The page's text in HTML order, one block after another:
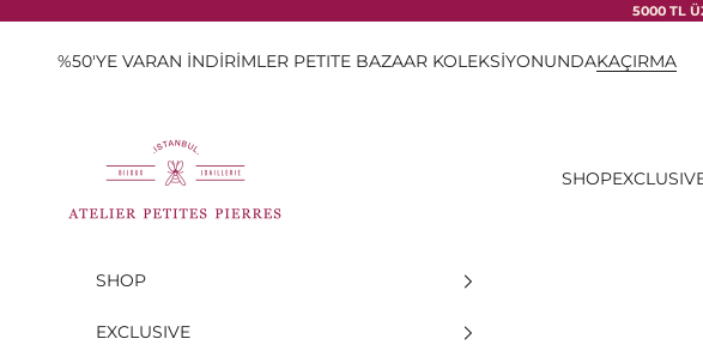
5000 TL
%50'YE VARAN İNDİRİMLER PETITE BAZAAR KOLEKSİYONUNDAKAÇIRMA
Atelier Petites Pierres
SHOP
SHOP
EXCLUSIVE